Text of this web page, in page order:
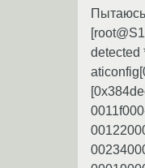
detected